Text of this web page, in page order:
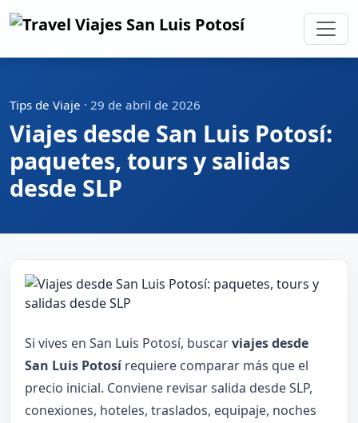
Tips de Viaje · 29 de abril de 2026
Viajes desde San Luis Potosí:
paquetes, tours y salidas
desde SLP
Si vives en San Luis Potosí, buscarviajes desde
San Luis Potosírequiere comparar más que el
precio inicial. Conviene revisar salida desde SLP,
conexiones, hoteles, traslados, equipaje, noches